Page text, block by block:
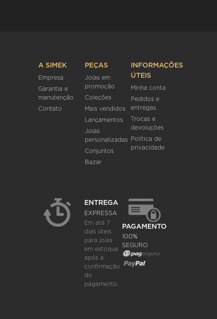
A SIMEK
Empresa
Garantia e
manutenção
Contato
PEÇAS
Joias em
promoção
Coleções
Mais vendidos
Lançamentos
Joias
personalizadas
Conjuntos
Bazar
INFORMAÇÕES
ÚTEIS
Minha conta
Pedidos e
entregas
Trocas e
devoluções
Política de
privacidade
ENTREGA
EXPRESSA
Em até 7
dias úteis
para joias
em estoque
após a
confirmação
do
pagamento.
PAGAMENTO
100%
SEGURO